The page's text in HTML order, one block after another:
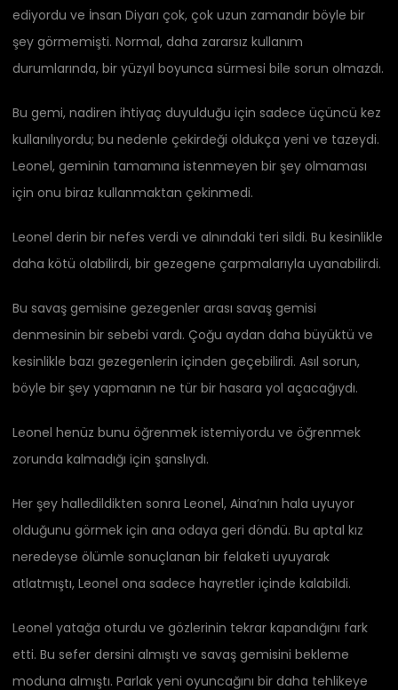
ediyordu ve İnsan Diyarı çok, çok uzun zamandır böyle bir
şey görmemişti. Normal, daha zararsız kullanım
durumlarında, bir yüzyıl boyunca sürmesi bile sorun olmazdı.
Bu gemi, nadiren ihtiyaç duyulduğu için sadece üçüncü kez
kullanılıyordu; bu nedenle çekirdeği oldukça yeni ve tazeydi.
Leonel, geminin tamamına istenmeyen bir şey olmaması
için onu biraz kullanmaktan çekinmedi.
Leonel derin bir nefes verdi ve alnındaki teri sildi. Bu kesinlikle
daha kötü olabilirdi, bir gezegene çarpmalarıyla uyanabilirdi.
Bu savaş gemisine gezegenler arası savaş gemisi
denmesinin bir sebebi vardı. Çoğu aydan daha büyüktü ve
kesinlikle bazı gezegenlerin içinden geçebilirdi. Asıl sorun,
böyle bir şey yapmanın ne tür bir hasara yol açacağıydı.
Leonel henüz bunu öğrenmek istemiyordu ve öğrenmek
zorunda kalmadığı için şanslıydı.
Her şey halledildikten sonra Leonel, Aina’nın hala uyuyor
olduğunu görmek için ana odaya geri döndü. Bu aptal kız
neredeyse ölümle sonuçlanan bir felaketi uyuyarak
atlatmıştı, Leonel ona sadece hayretler içinde kalabildi.
Leonel yatağa oturdu ve gözlerinin tekrar kapandığını fark
etti. Bu sefer dersini almıştı ve savaş gemisini bekleme
moduna almıştı. Parlak yeni oyuncağını bir daha tehlikeye